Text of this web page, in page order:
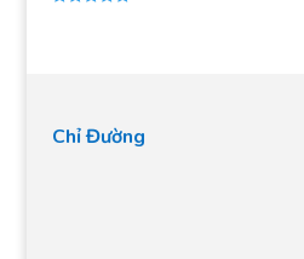
Chỉ Đường